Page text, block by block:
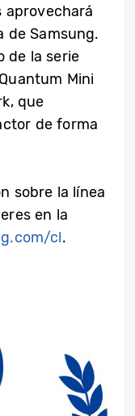
aprovechará
de Samsung.
de la serie
Mini
que
de forma
sobre la línea
en la
cl.